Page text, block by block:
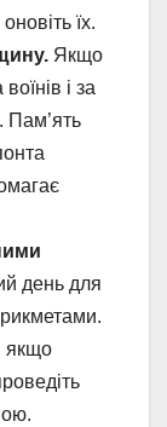
їх.
Якщо
і за
Пам’ять
день для
якщо